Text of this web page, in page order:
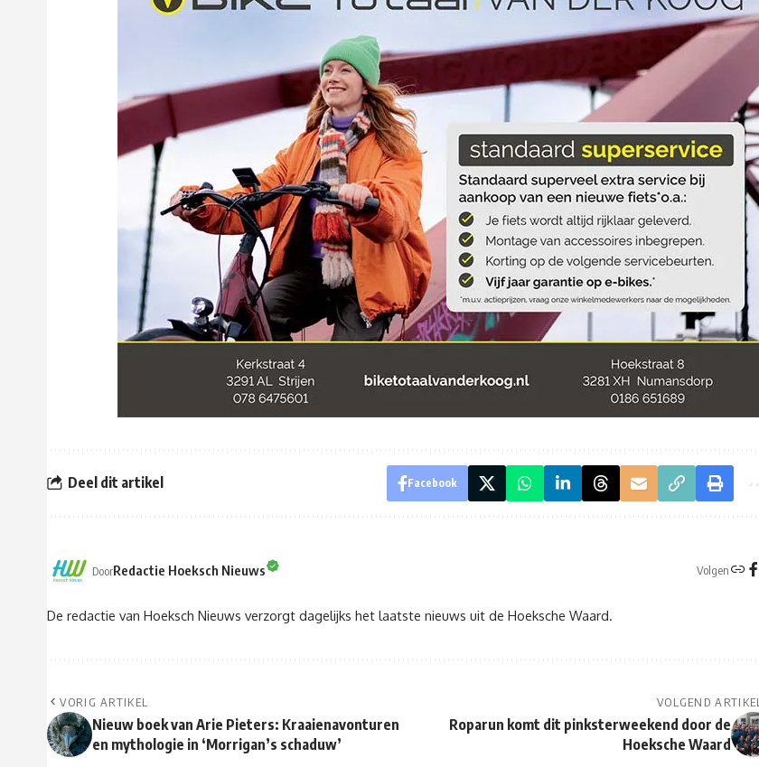
Deel dit artikel Facebook
DoorRedactie Hoeksch Nieuws Volgen
De redactie van Hoeksch Nieuws verzorgt dagelijks het laatste nieuws uit de Hoeksche Waard.
VORIG ARTIKEL
Nieuw boek van Arie Pieters: Kraaienavonturen
en mythologie in ‘Morrigan’s schaduw’
VOLGEND ARTIKEL
Roparun komt dit pinksterweekend door de
Hoeksche Waard